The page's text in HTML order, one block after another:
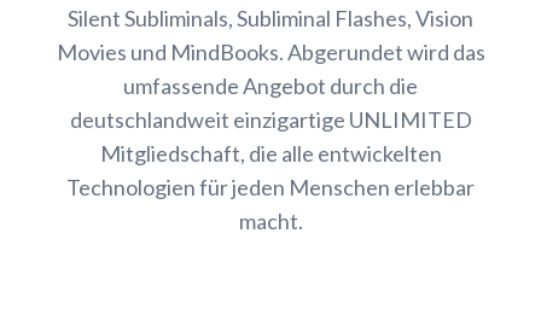
Silent Subliminals, Subliminal Flashes, Vision
Movies und MindBooks. Abgerundet wird das
umfassende Angebot durch die
deutschlandweit einzigartige UNLIMITED
Mitgliedschaft, die alle entwickelten
Technologien für jeden Menschen erlebbar
macht.